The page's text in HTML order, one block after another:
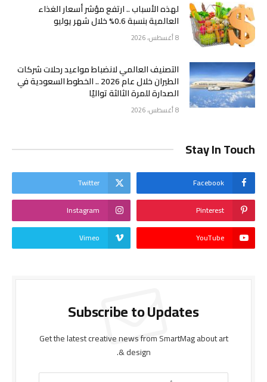
لهذه الأسباب .. ارتفع مؤشر أسعار الغذاء
العالمية بنسبة 0.6% خلال شهر يوليو
8 أغسطس، 2026
التصنيف العالمي لانضباط مواعيد رحلات شركات
الطيران خلال عام 2026 .. الخطوط السعودية في
الصدارة للمرة الثالثة تواليًا
8 أغسطس، 2026
Stay In Touch
Facebook
Twitter
Pinterest
Instagram
YouTube
Vimeo
Subscribe to Updates
Get the latest creative news from SmartMag about art
& design.